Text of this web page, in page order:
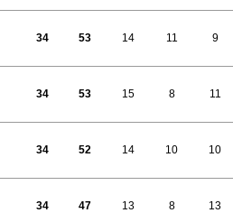
34 53 14 11 9
34 53 15 8 11
34 52 14 10 10
34 47 13 8 13